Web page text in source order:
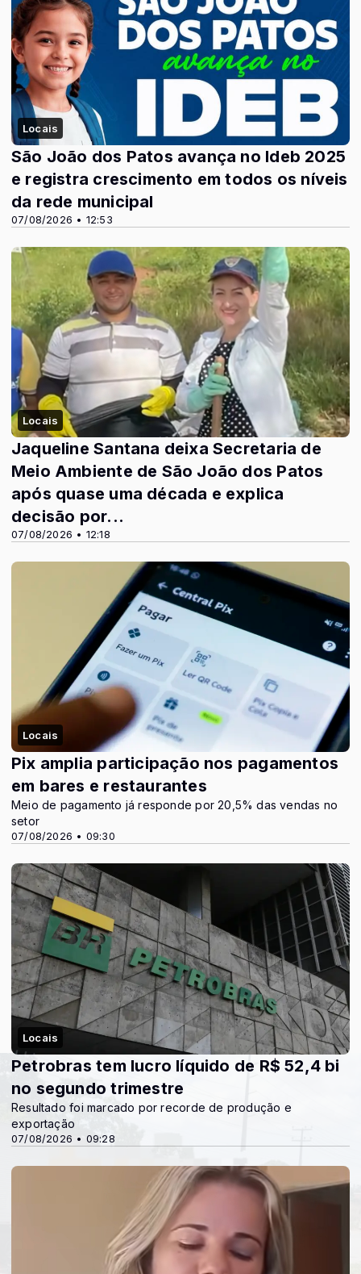
Locais
07/08/2026 • 12:53
São João dos Patos avança no Ideb 2025
e registra crescimento em todos os níveis
da rede municipal
Locais
07/08/2026 • 12:18
Jaqueline Santana deixa Secretaria de
Meio Ambiente de São João dos Patos
após quase uma década e explica
decisão por...
Locais
07/08/2026 • 09:30
Pix amplia participação nos pagamentos
em bares e restaurantes
Meio de pagamento já responde por 20,5% das vendas no
setor
Locais
07/08/2026 • 09:28
Petrobras tem lucro líquido de R$ 52,4 bi
no segundo trimestre
Resultado foi marcado por recorde de produção e
exportação